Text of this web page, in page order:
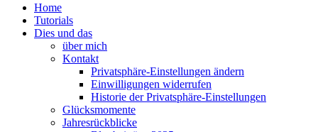
Home
Tutorials
Dies und das
über mich
Kontakt
Privatsphäre-Einstellungen ändern
Einwilligungen widerrufen
Historie der Privatsphäre-Einstellungen
Glücksmomente
Jahresrückblicke